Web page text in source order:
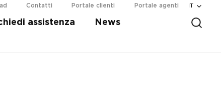
IT
Contatti Portale clienti Portale agenti
assistenza News